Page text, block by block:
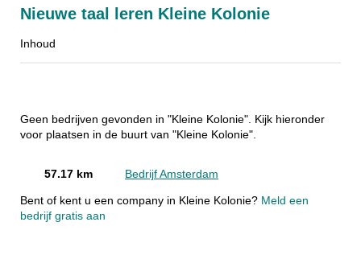
Nieuwe taal leren Kleine Kolonie
Inhoud
Geen bedrijven gevonden in "Kleine Kolonie". Kijk hieronder
voor plaatsen in de buurt van "Kleine Kolonie".
57.17 km Bedrijf Amsterdam
Bent of kent u een company in Kleine Kolonie? Meld een
bedrijf gratis aan